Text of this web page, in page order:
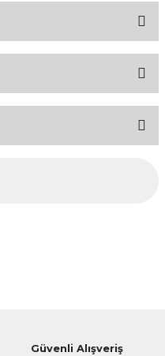
öneri formunu
Güvenli Alışveriş